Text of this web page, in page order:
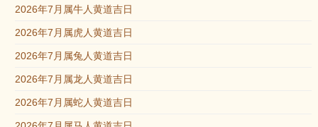
2026年7月属牛人黄道吉日
2026年7月属虎人黄道吉日
2026年7月属兔人黄道吉日
2026年7月属龙人黄道吉日
2026年7月属蛇人黄道吉日